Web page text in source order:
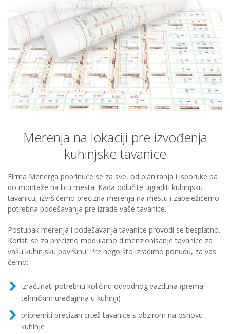
Merenja na lokaciji pre izvođenja
kuhinjske tavanice
Firma Menerga pobrinuće se za sve, od planiranja i isporuke pa
do montaže na licu mesta. Kada odlučite ugraditi kuhinjsku
tavanicu, izvršićemo precizna merenja na mestu i zabeležićemo
potrebna podešavanja pre izrade vaše tavanice.
Postupak merenja i podešavanja tavanice provodi se besplatno.
Koristi se za precizno modularno dimenzionisanje tavanice za
vašu kuhinjsku površinu. Pre nego što izradimo ponudu, za vas
ćemo:
izračunati potrebnu količinu odvodnog vazduha (prema
tehničkim uređajima u kuhinji)
pripremiti precizan crtež tavanice s obzirom na osnovu
kuhinje